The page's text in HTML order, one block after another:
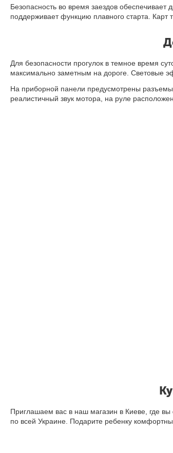
Безопасность во время заездов
поддерживает функцию плавного старта
Карт
Для безопасности прогулок в темное время
максимально заметным на дороге. Световые
На приборной панели предусмотрены
реалистичный звук мотора, на руле
Приглашаем вас в наш магазин в Киеве, где вы
по всей Украине. Подарите ребенку